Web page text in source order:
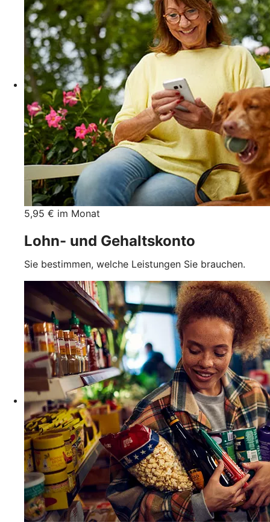
5,95 € im Monat
Lohn- und Gehaltskonto
Sie bestimmen, welche Leistungen Sie brauchen.